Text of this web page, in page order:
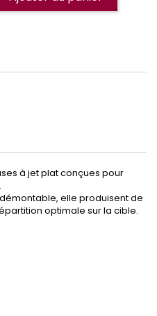
à jet plat conçues pour
elle produisent de
optimale sur la cible.